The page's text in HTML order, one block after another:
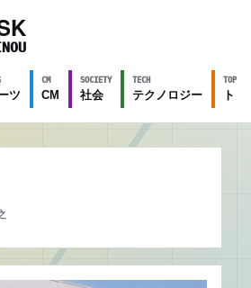
ツ
CM
CM
SOCIETY
社会
TECH
テクノロジー
TOPICS
ト